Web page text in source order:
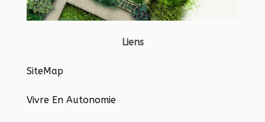
Liens
SiteMap
Vivre En Autonomie